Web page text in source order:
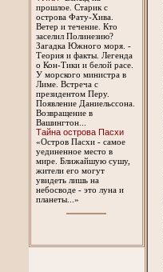
прошлое. Старик с
острова Фату-Хива.
Ветер и течение. Кто
заселил Полинезию?
Загадка Южного моря. -
Теория и факты. Легенда
о Кон-Тики и белой расе.
У морского министра в
Лиме. Встреча с
президентом Перу.
Появление Даниельссона.
Возвращение в
Вашингтон...
Тайна острова Пасхи
«Остров Пасхи - самое
уединенное место в
мире. Ближайшую сушу,
жители его могут
увидеть лишь на
небосводе - это луна и
планеты...»